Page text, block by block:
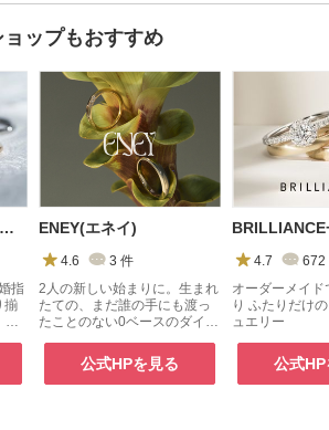
ップもおすすめ
JKPLANET(JKプラネット)
指
揃
。
ENEY(エネイ)
4.6 3 件
2人の新しい始まりに。生まれ
たての、まだ誰の手にも渡っ
たことのない0ベースのダイヤ
公式HPを見る
4.7
672
オーダーメイ
り ふたりだけ
ュエリー
公式